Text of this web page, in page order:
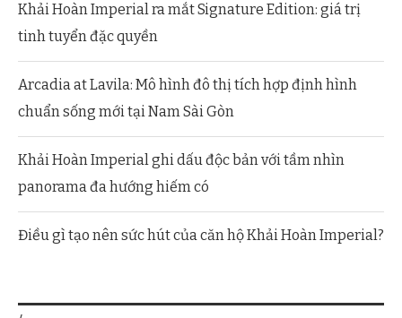
Khải Hoàn Imperial ra mắt Signature Edition: giá trị
tinh tuyển đặc quyền
Arcadia at Lavila: Mô hình đô thị tích hợp định hình
chuẩn sống mới tại Nam Sài Gòn
Khải Hoàn Imperial ghi dấu độc bản với tầm nhìn
panorama đa hướng hiếm có
Điều gì tạo nên sức hút của căn hộ Khải Hoàn Imperial?